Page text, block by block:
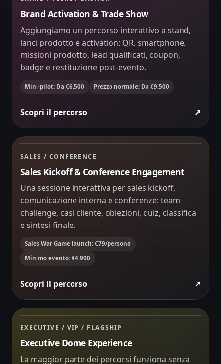
Live
Brand Activation & Trade Show
Aggiungiamo un percorso interattivo a stand,
lanci prodotto e activation: QR, smartphone,
missioni prodotto, lead qualificati, coupon,
badge e restituzione post-evento.
Mini-pilot: Da €6.500 Prezzo normale: Da €9.500
Scopri il percorso ↗
CONFERENCE ENGAGEMENT
Challenge
Arena
ÉQUIPE A
84
SALES / CONFERENCE
Sales Kickoff & Conference Engagement
Una sessione interattiva per sales kickoff,
comunicazione interna e conferenze: team
challenge, casi cliente, obiezioni, quiz, classifica
e sintesi finale.
Sales War Game launch: €79/persona
Minimo evento: €4.900
Scopri il percorso ↗
PREMIUM EXPERIENCE
Dome Reveal
ÉQUIPE A
84
EXECUTIVE / VIP / FLAGSHIP
Executive Dome Experience
La maggior parte dei percorsi funziona senza